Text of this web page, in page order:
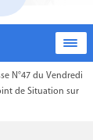
N°47 du Vendredi
de Situation sur